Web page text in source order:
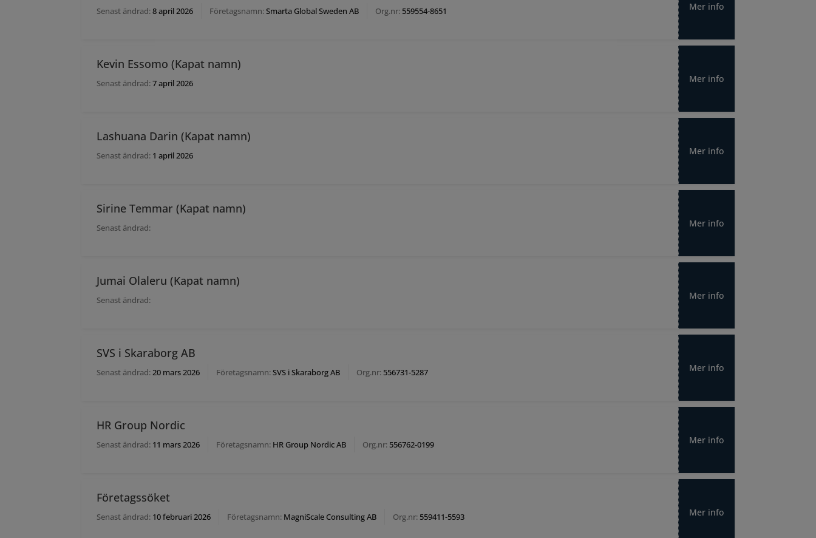
Senast ändrad:8 april 2026 Företagsnamn:Smarta Global Sweden AB Org.nr: 559554-8651 Mer info
Kevin Essomo (Kapat namn)
Senast ändrad:7 april 2026 Mer info
Lashuana Darin (Kapat namn)
Senast ändrad: 1 april 2026 Mer info
Sirine Temmar (Kapat namn)
Senast ändrad: Mer info
Jumai Olaleru (Kapat namn)
Senast ändrad: Mer info
SVS i Skaraborg AB
Senast ändrad:20 mars 2026 Företagsnamn:SVS i Skaraborg AB Org.nr: 556731-5287 Mer info
HR Group Nordic
Senast ändrad: 11 mars 2026 Företagsnamn: HR Group Nordic AB Org.nr: 556762-0199 Mer info
Företagssöket
Senast ändrad: 10 februari 2026 Företagsnamn: MagniScale Consulting AB Org.nr: 559411-5593 Mer info